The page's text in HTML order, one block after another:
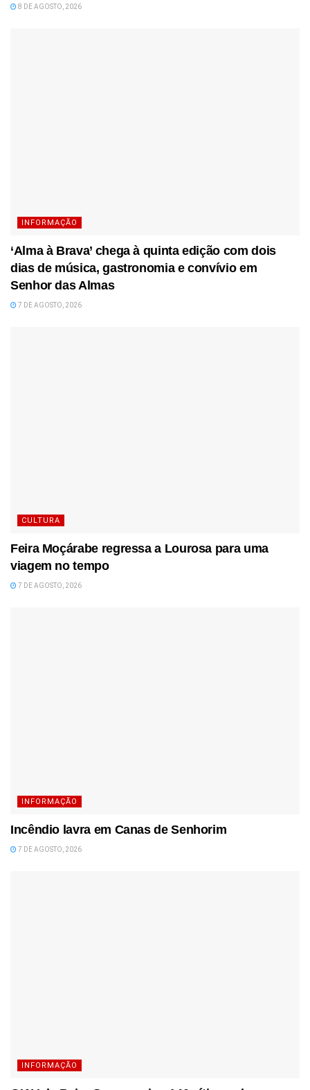
8 DE AGOSTO, 2026
INFORMAÇÃO
‘Alma à Brava’ chega à quinta edição com dois
dias de música, gastronomia e convívio em
Senhor das Almas
7 DE AGOSTO, 2026
CULTURA
Feira Moçárabe regressa a Lourosa para uma
viagem no tempo
7 DE AGOSTO, 2026
INFORMAÇÃO
Incêndio lavra em Canas de Senhorim
7 DE AGOSTO, 2026
INFORMAÇÃO